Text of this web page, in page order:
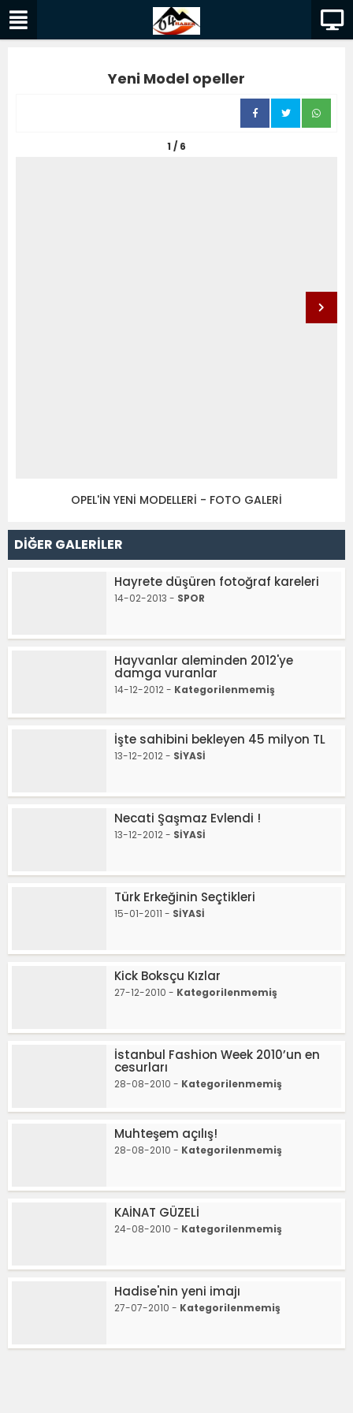
Yeni Model opeller
1 / 6
OPEL'İN YENİ MODELLERİ - FOTO GALERİ
DİĞER GALERİLER
Hayrete düşüren fotoğraf kareleri
14-02-2013 - SPOR
Hayvanlar aleminden 2012'ye
damga vuranlar
14-12-2012 - Kategorilenmemiş
İşte sahibini bekleyen 45 milyon TL
13-12-2012 - SİYASİ
Necati Şaşmaz Evlendi !
13-12-2012 - SİYASİ
Türk Erkeğinin Seçtikleri
15-01-2011 - SİYASİ
Kick Boksçu Kızlar
27-12-2010 - Kategorilenmemiş
İstanbul Fashion Week 2010’un en
cesurları
28-08-2010 - Kategorilenmemiş
Muhteşem açılış!
28-08-2010 - Kategorilenmemiş
KAİNAT GÜZELİ
24-08-2010 - Kategorilenmemiş
Hadise'nin yeni imajı
27-07-2010 - Kategorilenmemiş